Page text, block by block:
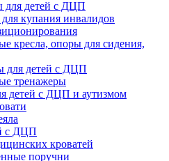
для детей с ДЦП
купания инвалидов
кресла, опоры для сидения,
для детей с ДЦП
тренажеры
детей с ДЦП и аутизмом
с ДЦП
кроватей
поручни